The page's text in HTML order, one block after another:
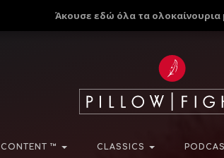
Άκουσε εδώ όλα τα
CONTENT ™ CLASSICS